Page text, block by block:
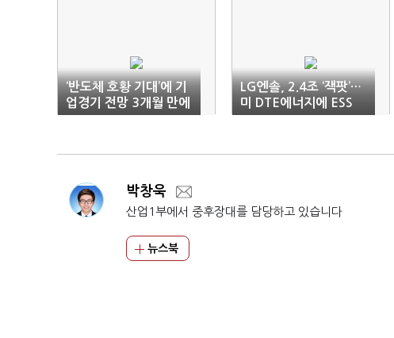
‘반도체 호황 기대’에 기
업경기 전망 3개월 만에
‘반등’
LG엔솔, 2.4조 ‘잭팟’…
미 DTE에너지에 ESS
공급 계약
박창욱
산업1부에서 중후장대를 담당하고 있습니다
뉴스북